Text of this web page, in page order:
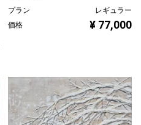
プラン
レギュラー
価格
¥ 77,000